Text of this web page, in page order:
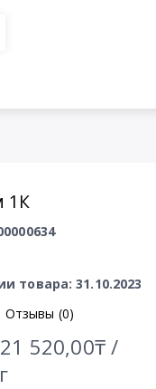
1К
товара: 31.10.2023
Отзывы (0)
520,00₸ /